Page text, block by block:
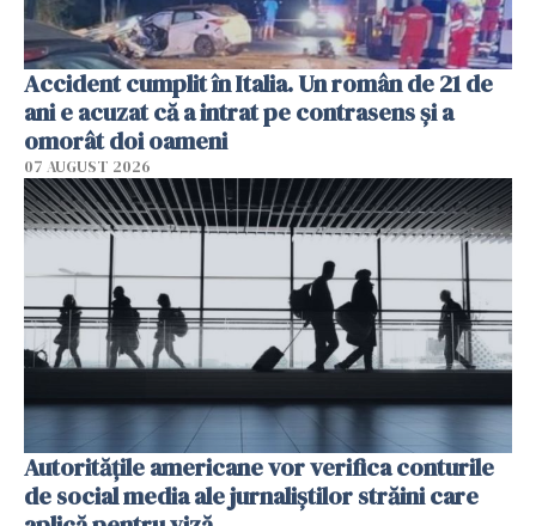
Accident cumplit în Italia. Un român de 21 de
ani e acuzat că a intrat pe contrasens și a
omorât doi oameni
07 AUGUST 2026
Autorităţile americane vor verifica conturile
de social media ale jurnaliştilor străini care